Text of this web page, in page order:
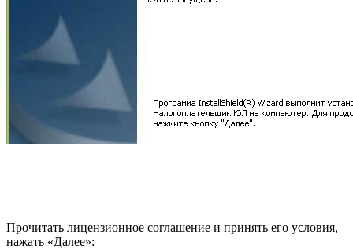
Прочитать лицензионное соглашение и принять его условия,
нажать «Далее»: